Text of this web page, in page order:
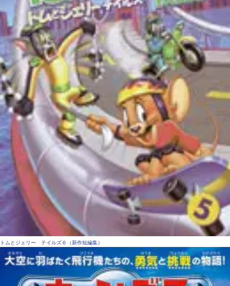
トムとジェリー テイルズ６（新作短編集）